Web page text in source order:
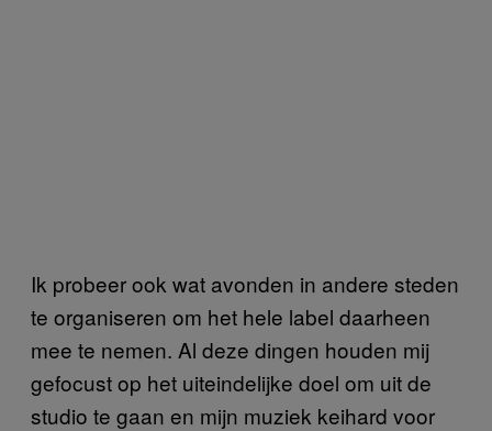
Ik probeer ook wat avonden in andere steden
te organiseren om het hele label daarheen
mee te nemen. Al deze dingen houden mij
gefocust op het uiteindelijke doel om uit de
studio te gaan en mijn muziek keihard voor